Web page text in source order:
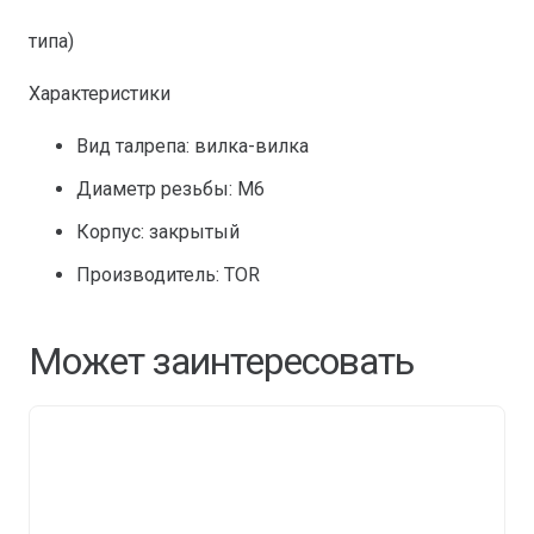
типа)
Характеристики
Вид талрепа: вилка-вилка
Диаметр резьбы: М6
Корпус: закрытый
Производитель: TOR
Может заинтересовать